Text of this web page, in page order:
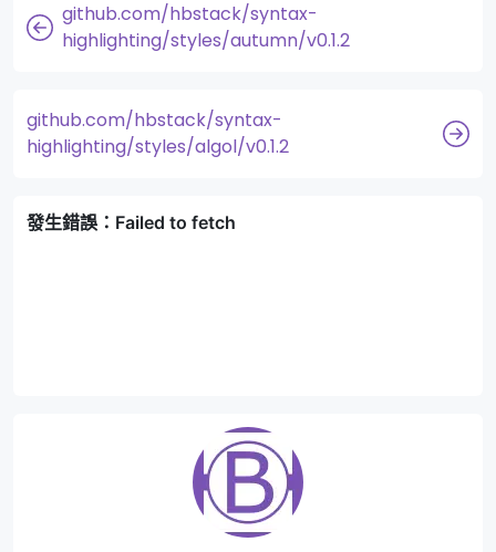
github.com/hbstack/syntax-
highlighting/styles/autumn/v0.1.2
github.com/hbstack/syntax-
highlighting/styles/algol/v0.1.2